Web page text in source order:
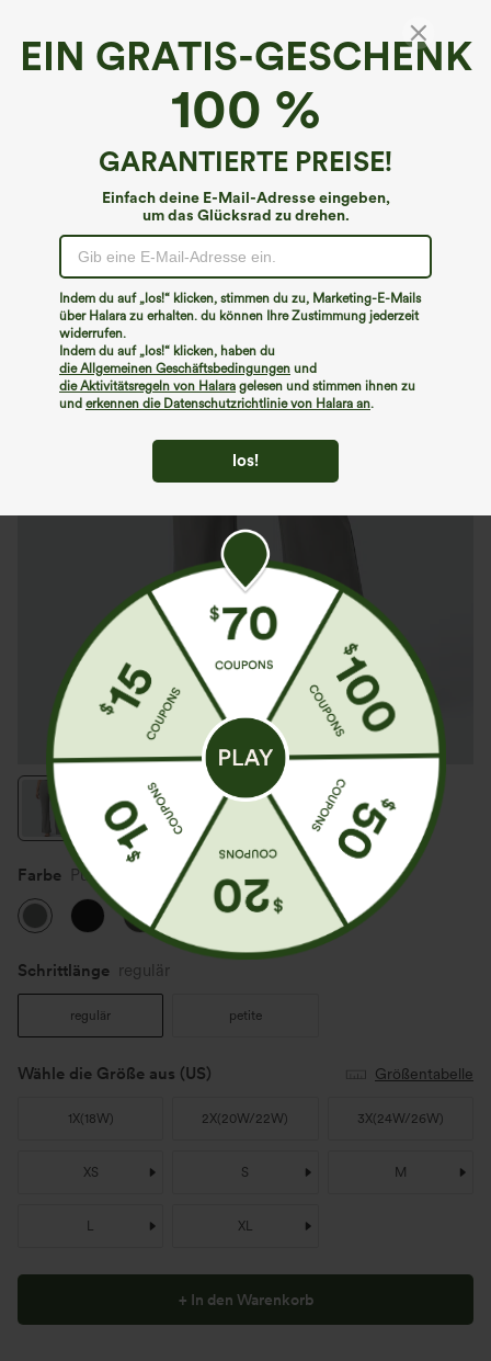
EIN GRATIS-GESCHENK
100 %
GARANTIERTE PREISE!
Einfach deine E-Mail-Adresse eingeben,
um das Glücksrad zu drehen.
Indem du auf „los!“ klicken, stimmen du zu, Marketing-E-Mails
über Halara zu erhalten. du können Ihre Zustimmung jederzeit
widerrufen.
Indem du auf „los!“ klicken, haben du
die Allgemeinen Geschäftsbedingungen und
die Aktivitätsregeln von Halara gelesen und stimmen ihnen zu
und erkennen die Datenschutzrichtlinie von Halara an.
los!
Halara Flex™ High Waist Hose mit Taschen
für Größere Größen
€31,95 EUR
Farbe Putty Gray
Schrittlänge️ regulär
regulär petite
Wähle die Größe aus (US) Größentabelle
1X(18W) 2X(20W/22W) 3X(24W/26W)
XS S M
L XL
+ In den Warenkorb